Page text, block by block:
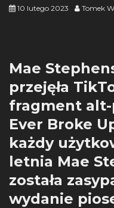
10 lutego 2023 Tomek
Mae
przejęła
fragment alt-
Ever Broke
każdy
letnia Mae
została
wydanie